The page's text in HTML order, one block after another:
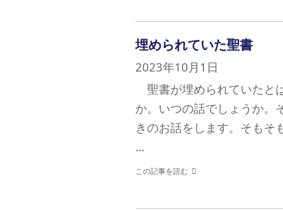
埋められていた聖書
2023年10月1日
聖書が埋められていたと
か。いつの話でしょうか。
きのお話をします。そもそ
…
この記事を読む